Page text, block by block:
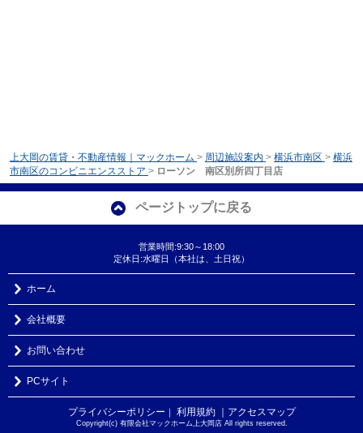
上大岡の賃貸・不動産情報｜マックホーム > 周辺施設案内 > 横浜市南区 > 横浜
市南区のコンビニエンスストア > ローソン 南区別所四丁目店
ページトップに戻る
営業時間:9:30～18:00
定休日:水曜日（本社は、土日祝）
ホーム
会社概要
お問い合わせ
PCサイト
プライバシーポリシー ｜ 利用規約 ｜アクセスマップ
Copyright(c) 有限会社マックホーム上大岡店 All rights reserved.